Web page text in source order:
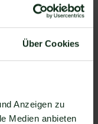
Über Cookies
Anzeigen zu
Medien anbieten
muss die
die Integration
Anbieter der
eine Integration
Mit
Sie mit
ist